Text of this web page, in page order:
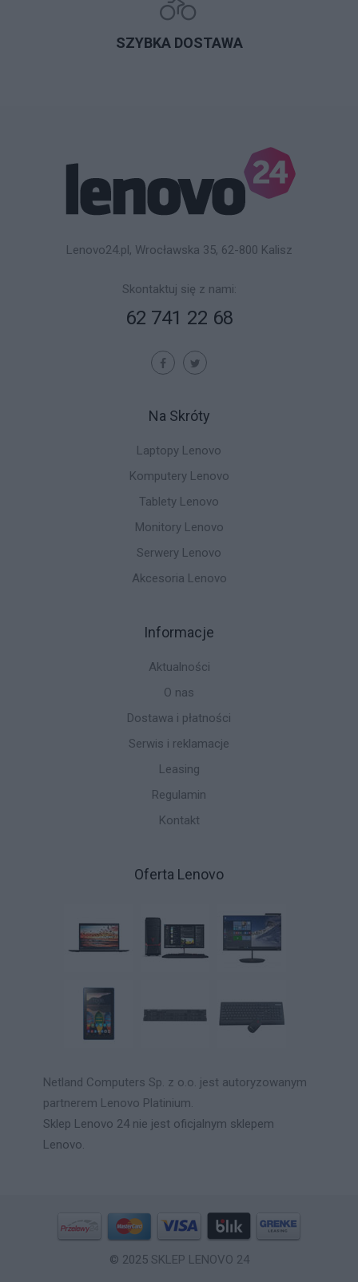
SZYBKA DOSTAWA
Lenovo24.pl, Wrocławska 35, 62-800 Kalisz
Skontaktuj się z nami:
62 741 22 68
Na Skróty
Laptopy Lenovo
Komputery Lenovo
Tablety Lenovo
Monitory Lenovo
Serwery Lenovo
Akcesoria Lenovo
Informacje
Aktualności
O nas
Dostawa i płatności
Serwis i reklamacje
Leasing
Regulamin
Kontakt
Oferta Lenovo
Netland Computers Sp. z o.o. jest autoryzowanym
partnerem Lenovo Platinium.
Sklep Lenovo 24 nie jest oficjalnym sklepem
Lenovo.
© 2025 SKLEP LENOVO 24